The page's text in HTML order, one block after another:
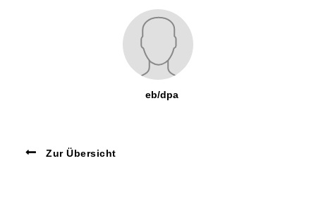
eb/dpa
Zur Übersicht